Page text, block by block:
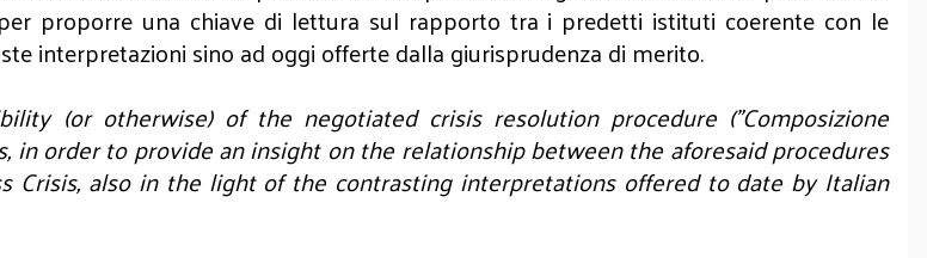
proporre una chiave di lettura sul rapporto tra i predetti istituti coerente con le
interpretazioni sino ad oggi offerte dalla giurisprudenza di merito.
(or otherwise) of the negotiated crisis resolution procedure ("Composizione
in order to provide an insight on the relationship between the aforesaid procedures
Crisis, also in the light of the contrasting interpretations offered to date by Italian